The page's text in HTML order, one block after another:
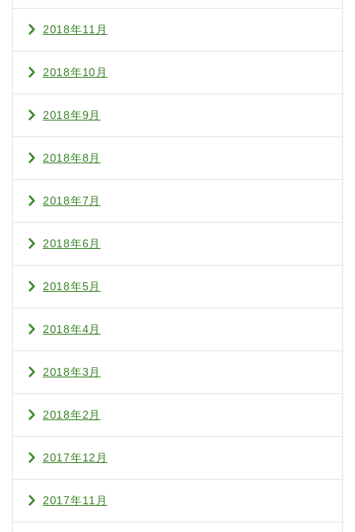
2018年11月
2018年10月
2018年9月
2018年8月
2018年7月
2018年6月
2018年5月
2018年4月
2018年3月
2018年2月
2017年12月
2017年11月